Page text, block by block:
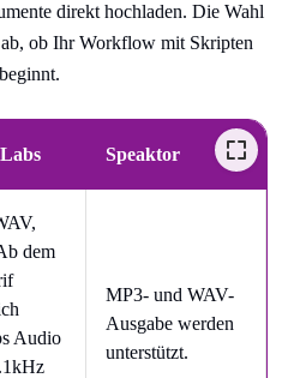
direkt hochladen. Die Wahl
ob Ihr Workflow mit Skripten
Speaktor
dem
Audio
MP3- und WAV-
Ausgabe werden
unterstützt.